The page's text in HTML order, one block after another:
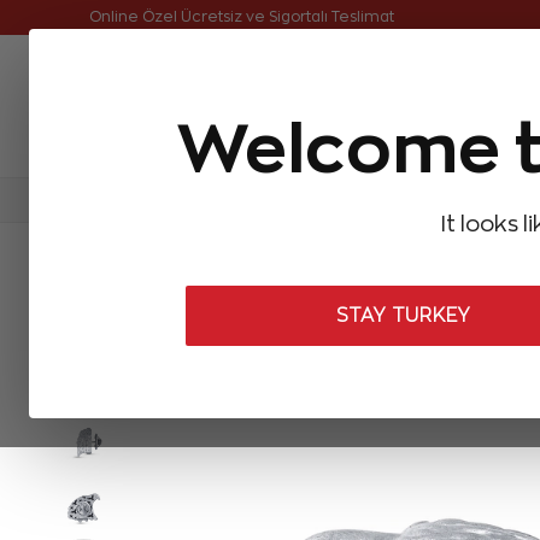
Welcome
It looks
STAY TURKEY
Online Özel 14 Gün Kayıpsız İade
Aynı Gün Kargo Çok Satanlar